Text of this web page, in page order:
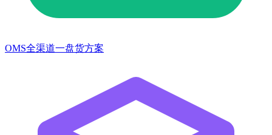
OMS全渠道一盘货方案